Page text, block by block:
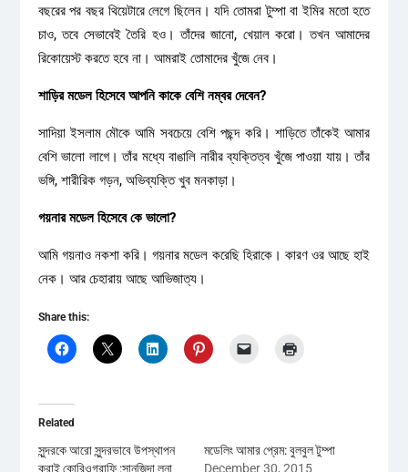
বছরের পর বছর থিয়েটারে লেগে ছিলেন। যদি তোমরা টুম্পা বা ইমির মতো হতে
চাও, তবে সেভাবেই তৈরি হও। তাঁদের জানো, খেয়াল করো। তখন আমাদের
রিকোয়েস্ট করতে হবে না। আমরাই তোমাদের খুঁজে নেব।
শাড়ির মডেল হিসেবে আপনি কাকে বেশি নম্বর দেবেন?
সাদিয়া ইসলাম মৌকে আমি সবচেয়ে বেশি পছন্দ করি। শাড়িতে তাঁকেই আমার
বেশি ভালো লাগে। তাঁর মধ্যে বাঙালি নারীর ব্যক্তিত্ব খুঁজে পাওয়া যায়। তাঁর
ভঙ্গি, শারীরিক গড়ন, অভিব্যক্তি খুব মনকাড়া।
গয়নার মডেল হিসেবে কে ভালো?
আমি গয়নাও নকশা করি। গয়নার মডেল করেছি হিরাকে। কারণ ওর আছে হাই
নেক। আর চেহারায় আছে আভিজাত্য।
Share this:
Related
সুন্দরকে আরো সুন্দরভাবে উপস্থাপন
করাই কোরিওগ্রাফি :সানজিদা লুনা
মডেলিং আমার প্রেম: বুলবুল টুম্পা
December 30, 2015